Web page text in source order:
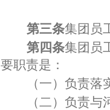
第三条集团员
第四条集团员
要职责是：
（一）负责
（二）负责